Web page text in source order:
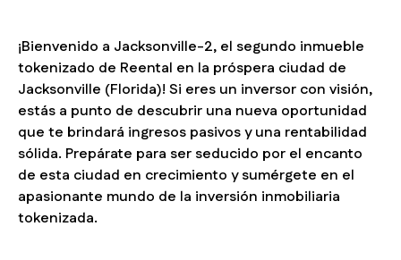
¡Bienvenido a Jacksonville-2, el segundo inmueble
tokenizado de Reental en la próspera ciudad de
Jacksonville (Florida)! Si eres un inversor con visión,
estás a punto de descubrir una nueva oportunidad
que te brindará ingresos pasivos y una rentabilidad
sólida. Prepárate para ser seducido por el encanto
de esta ciudad en crecimiento y sumérgete en el
apasionante mundo de la inversión inmobiliaria
tokenizada.